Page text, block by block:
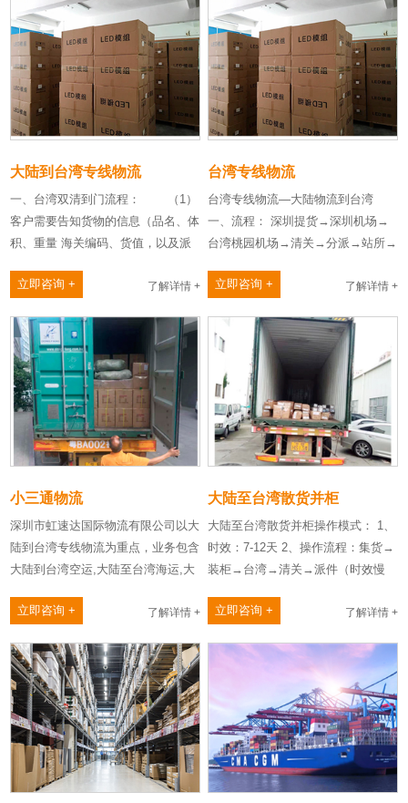
大陆到台湾专线物流
一、台湾双清到门流程： （1）
客户需要告知货物的信息（品名、体
积、重量 海关编码、货值，以及派
立即咨询 +
了解详情 +
台湾专线物流
台湾专线物流—大陆物流到台湾
一、流程： 深圳提货→深圳机场→
台湾桃园机场→清关→分派→站所→
立即咨询 +
了解详情 +
小三通物流
深圳市虹速达国际物流有限公司以大
陆到台湾专线物流为重点，业务包含
大陆到台湾空运,大陆至台湾海运,大
立即咨询 +
了解详情 +
大陆至台湾散货并柜
大陆至台湾散货并柜操作模式： 1、
时效：7-12天 2、操作流程：集货→
装柜→台湾→清关→派件（时效慢
立即咨询 +
了解详情 +